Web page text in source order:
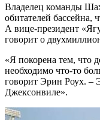
Владелец команды
обитателей бассейна,
А вице-президент
говорит о
«Я покорена тем, что
необходимо что-то
говорит Эрин Роух. –
Джексонвиле».